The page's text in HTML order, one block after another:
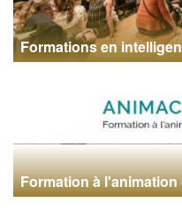
Formations en
Formation à